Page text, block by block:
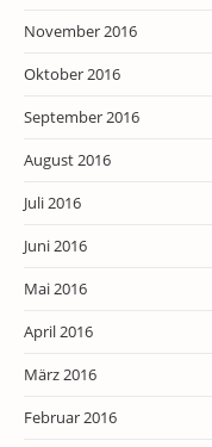
November 2016
Oktober 2016
September 2016
August 2016
Juli 2016
Juni 2016
Mai 2016
April 2016
März 2016
Februar 2016